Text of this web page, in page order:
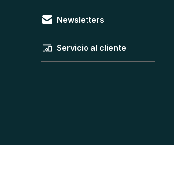
Newsletters
Servicio al cliente